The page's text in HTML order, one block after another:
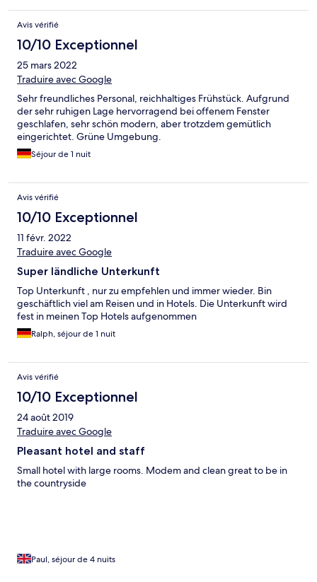
Avis vérifié
10/10 Exceptionnel
25 mars 2022
Traduire avec Google
Sehr freundliches Personal, reichhaltiges Frühstück. Aufgrund
der sehr ruhigen Lage hervorragend bei offenem Fenster
geschlafen, sehr schön modern, aber trotzdem gemütlich
eingerichtet. Grüne Umgebung.
Séjour de 1 nuit
Avis vérifié
10/10 Exceptionnel
11 févr. 2022
Traduire avec Google
Super ländliche Unterkunft
Top Unterkunft , nur zu empfehlen und immer wieder. Bin
geschäftlich viel am Reisen und in Hotels. Die Unterkunft wird
fest in meinen Top Hotels aufgenommen
Ralph, séjour de 1 nuit
Avis vérifié
10/10 Exceptionnel
24 août 2019
Traduire avec Google
Pleasant hotel and staff
Small hotel with large rooms. Modem and clean great to be in
the countryside
Paul, séjour de 4 nuits